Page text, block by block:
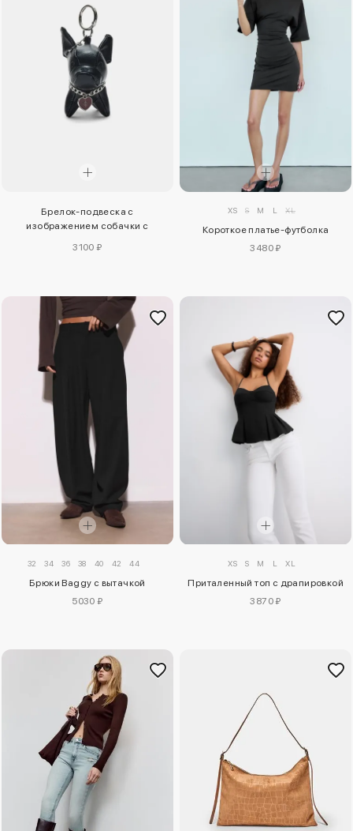
Брелок-подвеска с
изображением собачки с
3100 ₽
XS S M L XL
Короткое платье-футболка
3480 ₽
32 34 36 38 40 42 44
Брюки Baggy с вытачкой
5030 ₽
XS S M L XL
Приталенный топ с драпировкой
3870 ₽